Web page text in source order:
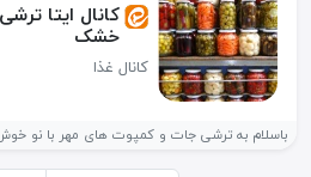
کانال ایتا
خشک
کانال غذا
باسلام به ترشی جات و کمپوت های مهر با نو